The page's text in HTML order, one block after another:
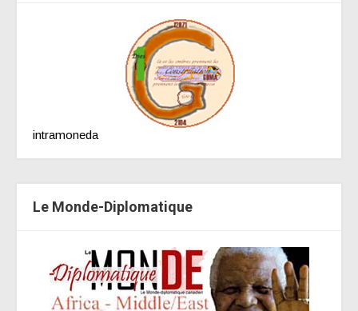
intramoneda
Le Monde-Diplomatique